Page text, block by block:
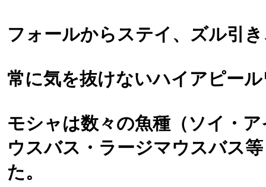
フォールからステイ、ズル引
常に気を抜けないハイアピー
モシャは数々の魚種（ソイ・
ウスバス・ラージマウスバス
た。